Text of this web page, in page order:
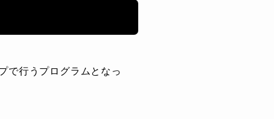
で行うプログラムとなっ